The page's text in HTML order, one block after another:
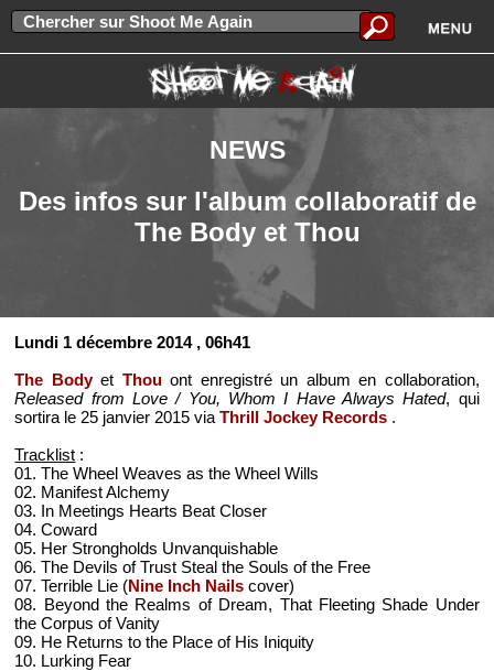
NEWS
Des infos sur l'album collaboratif de
The Body et Thou
Lundi 1 décembre 2014 , 06h41
The Bodyet Thouont enregistré un album en collaboration,
Released from Love / You, Whom I Have Always Hated, qui
sortira le 25 janvier 2015 viaThrill Jockey Records .
Tracklist :
01. The Wheel Weaves as the Wheel Wills
02. Manifest Alchemy
03. In Meetings Hearts Beat Closer
04. Coward
05. Her Strongholds Unvanquishable
06. The Devils of Trust Steal the Souls of the Free
07. Terrible Lie (Nine Inch Nails cover)
08. Beyond the Realms of Dream, That Fleeting Shade Under
the Corpus of Vanity
09. He Returns to the Place of His Iniquity
10. Lurking Fear